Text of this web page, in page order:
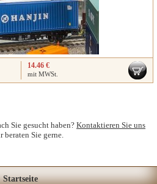
14.46 €
mit MWSt.
Sie gesucht haben?Kontaktieren Sie uns
beraten Sie gerne.
Startseite